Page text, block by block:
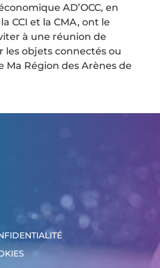
AD’OCC, en
CCI et la CMA, ont le
à une réunion de
les objets connectés ou
Ma Région des Arènes de